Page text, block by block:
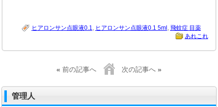
ヒアロンサン点眼液0.1, ヒアロンサン点眼液0.1 5ml , 飛蚊症 目薬
あれこれ
« 前の記事へ 次の記事へ »
管理人